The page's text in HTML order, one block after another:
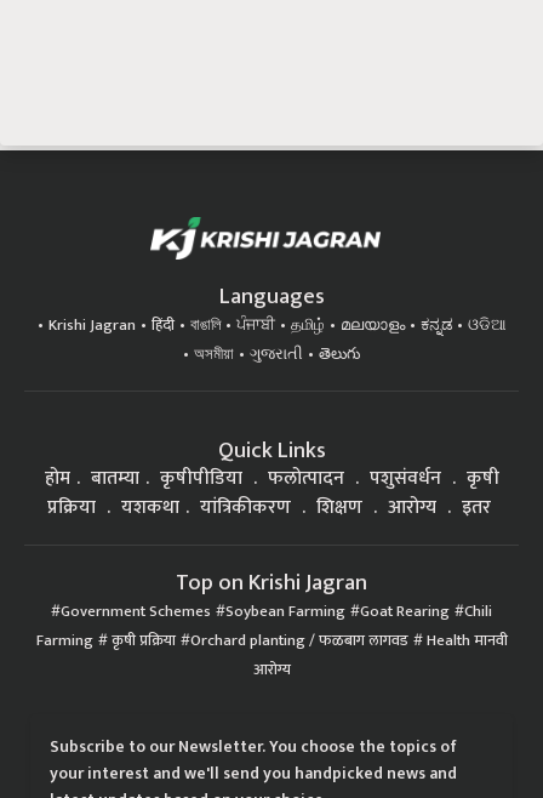
Languages
Krishi Jagran हिंदी বাঙালি ਪੰਜਾਬੀ தமிழ் മലയാളം ಕನ್ನಡ
ଓଡିଆ
অসমীয়া
ગુજરાતી తెలుగు
Quick Links
होम बातम्या कृषीपीडिया फलोत्पादन पशुसंवर्धन
कृषी
प्रक्रिया
यशकथा यांत्रिकीकरण शिक्षण आरोग्य इतर
Top on Krishi Jagran
Government Schemes Soybean Farming Goat Rearing Chili
Farming कृषी प्रक्रिया Orchard planting / फळबाग लागवड Health मानवी
आरोग्य
Subscribe to our Newsletter. You choose the topics of
your interest and we'll send you handpicked news and